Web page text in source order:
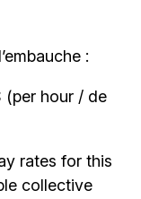
:
(per hour / de
rates for this
collective